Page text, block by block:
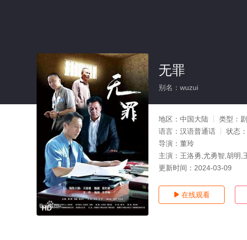
HD
无罪
别名：wuzui
地区： 中国大陆 类型：
语言： 汉语普通话 状态：
导演： 董玲
主演： 王洛勇,尤勇智,胡明,
更新时间： 2024-03-09
 在线观看